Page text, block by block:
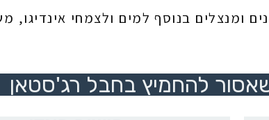
ומנצלים בנוסף למים ולצמחי אינדיגו,
להחמיץ בחבל רג'סטאן